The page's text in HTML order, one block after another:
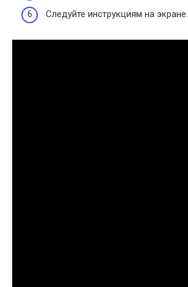
Следуйте инструкциям на экране.